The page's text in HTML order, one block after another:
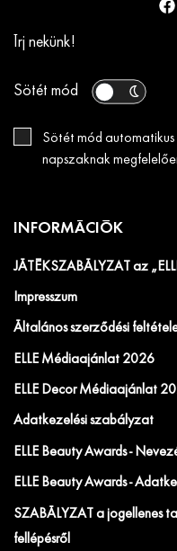
Írj nekünk!
Sötét mód
Sötét mód
napszaknak
INFORMÁCIÓK
JÁTÉKSZABÁLYZAT az
Impresszum
Általános szerződési
ELLE Médiaajánlat 2026
ELLE Decor Médiaajánlat
Adatkezelési szabályzat
ELLE Beauty Awards -
ELLE Beauty Awards -
SZABÁLYZAT a jogellenes
fellépésről